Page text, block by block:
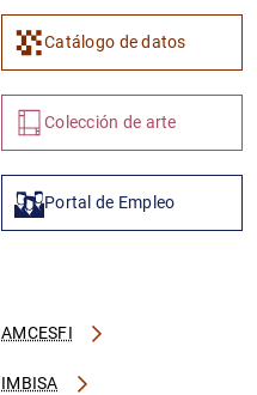
Catálogo de datos
Colección de arte
Portal de Empleo
AMCESFI
IMBISA